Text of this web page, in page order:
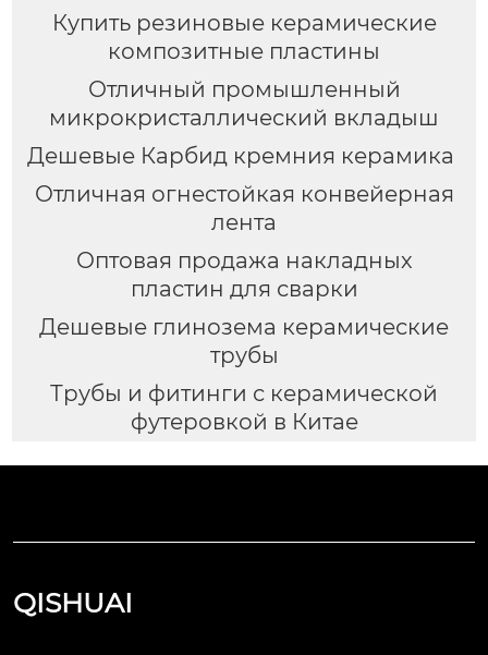
Купить резиновые керамические
композитные пластины
Отличный промышленный
микрокристаллический вкладыш
Дешевые Карбид кремния керамика
Отличная огнестойкая конвейерная
лента
Оптовая продажа накладных
пластин для сварки
Дешевые глинозема керамические
трубы
Трубы и фитинги с керамической
футеровкой в Китае
QISHUAI